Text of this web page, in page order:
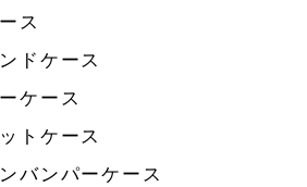
ス
ドケース
ケース
トケース
バンパーケース